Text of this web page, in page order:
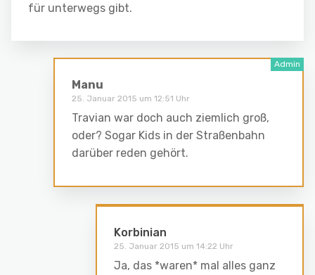
für unterwegs gibt.
Manu
25. Januar 2015 um 12:51 Uhr
Travian war doch auch ziemlich groß,
oder? Sogar Kids in der Straßenbahn
darüber reden gehört.
Korbinian
25. Januar 2015 um 14:22 Uhr
Ja, das *waren* mal alles ganz